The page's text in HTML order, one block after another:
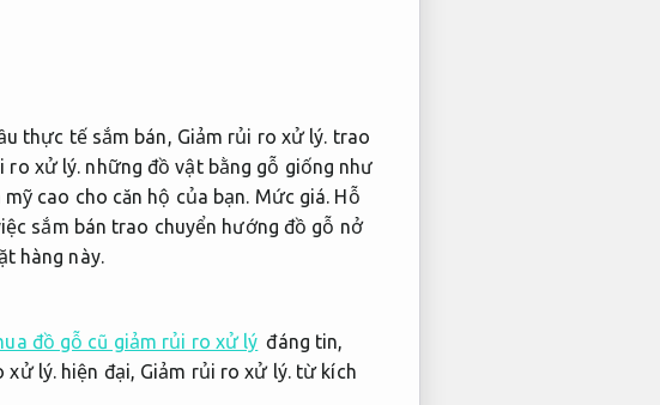
thực tế sắm bán, Giảm rủi ro xử lý. trao
ro xử lý. những đồ vật bằng gỗ giống như
cao cho căn hộ của bạn. Mức giá. Hỗ
sắm bán trao chuyển hướng đồ gỗ nở
hàng này.
đồ gỗ cũ giảm rủi ro xử lý đáng tin,
xử lý. hiện đại, Giảm rủi ro xử lý. từ kích